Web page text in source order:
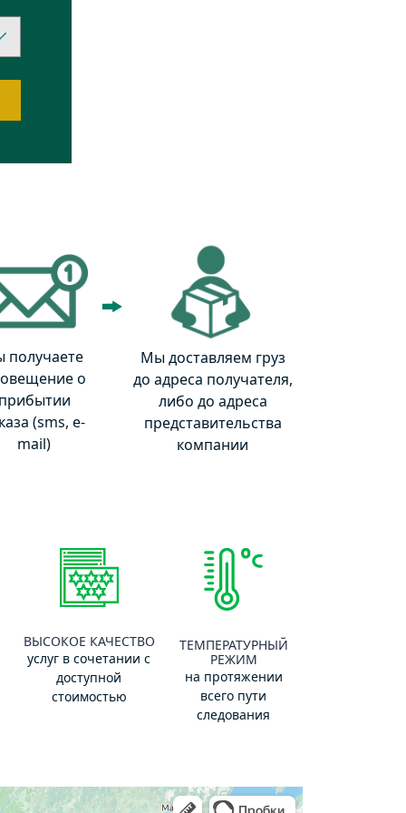
получаете
о
(sms, e-
mail)
Мы доставляем груз
до адреса получателя,
либо до адреса
представительства
компании
ВЫСОКОЕ КАЧЕСТВО
услуг в сочетании с
доступной
стоимостью
ТЕМПЕРАТУРНЫЙ
РЕЖИМ
на протяжении
всего пути
следования